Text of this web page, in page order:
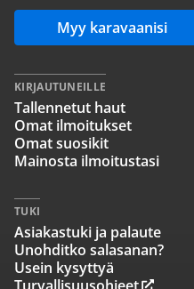
Myy karavaanisi
KIRJAUTUNEILLE
Tallennetut haut
Omat ilmoitukset
Omat suosikit
Mainosta ilmoitustasi
TUKI
Asiakastuki ja palaute
Unohditko salasanan?
Usein kysyttyä